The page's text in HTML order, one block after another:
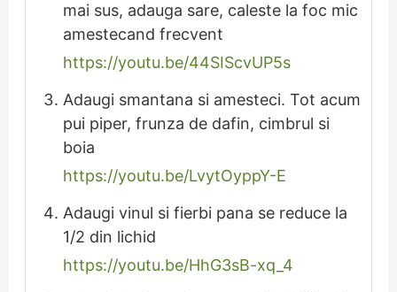
mai sus, adauga sare, caleste la foc mic
amestecand frecvent
https://youtu.be/44SIScvUP5s
Adaugi smantana si amesteci. Tot acum
pui piper, frunza de dafin, cimbrul si
boia
https://youtu.be/LvytOyppY-E
Adaugi vinul si fierbi pana se reduce la
1/2 din lichid
https://youtu.be/HhG3sB-xq_4